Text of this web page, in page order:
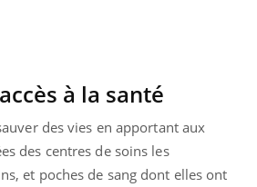
à la santé
des vies en apportant aux
des centres de soins les
et poches de sang dont elles ont